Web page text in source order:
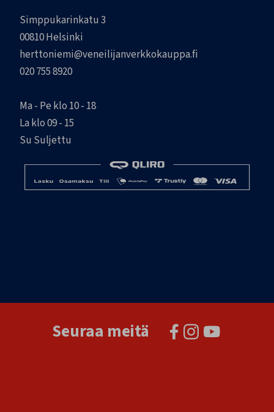
Simppukarinkatu 3
00810 Helsinki
herttoniemi@veneilijanverkkokauppa.fi
020 755 8920
Ma - Pe klo 10 - 18
La klo 09 - 15
Su Suljettu
Seuraa meitä